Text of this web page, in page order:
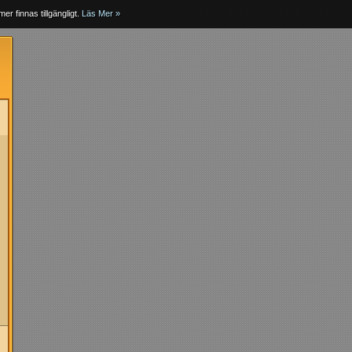
finnas tillgängligt. Läs Mer »